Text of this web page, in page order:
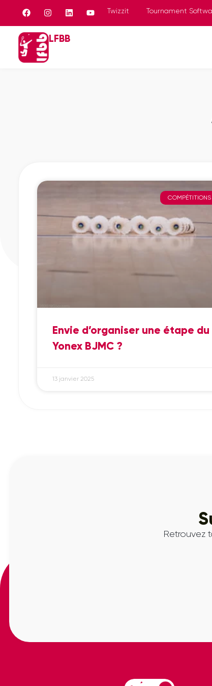
Panneau de gestion des cookies
Twizzit Tournament
LFBB
COMPÉTITIONS
Envie d’organiser une étape du
Yonex BJMC ?
13 janvier 2025
Retrouvez